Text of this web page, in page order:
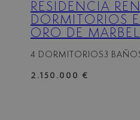
RESIDENCIA
DORMITORIOS
ORO DE
4 DORMITORIOS3
2.150.000 €